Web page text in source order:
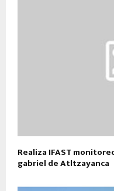
Realiza IFAST
gabriel de Atltzayanca